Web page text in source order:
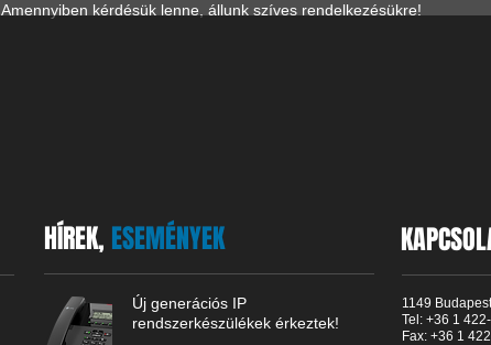
Amennyiben kérdésük lenne, állunk szíves rendelkezésükre!
HÍREK, ESEMÉNYEK
Új generációs IP
rendszerkészülékek érkeztek!
1149
Tel: +36 1
Fax: +36 1